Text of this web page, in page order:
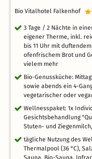
Bio Vitalhotel Falkenhof
3 Tage / 2 Nächte in
eigener Therme, inkl.
bis 11 Uhr mit
ofenfrischem Brot und
vielem mehr
Bio-Genussküche:
sowie abends ein 4-
vegetarischer oder
Wellnesspaket: 1x
Gesichtsbehandlung
Stuten- und
tägliche Nutzung des
Thermalpool (36 °C),